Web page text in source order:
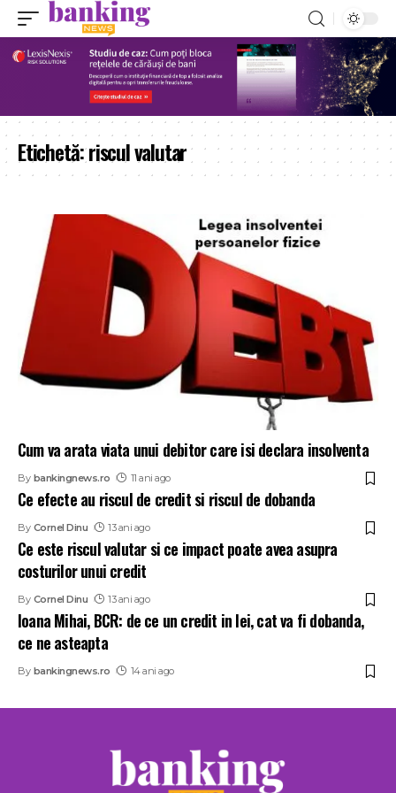
Etichetă:riscul valutar
Cum va arata viata unui debitor care isi declara insolventa
By bankingnews.ro 11 ani ago
Ce efecte au riscul de credit si riscul de dobanda
By Cornel Dinu 13 ani ago
Ce este riscul valutar si ce impact poate avea asupra
costurilor unui credit
By Cornel Dinu 13 ani ago
Ioana Mihai, BCR: de ce un credit in lei, cat va fi dobanda,
ce ne asteapta
By bankingnews.ro 14 ani ago